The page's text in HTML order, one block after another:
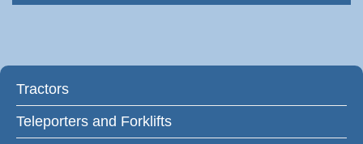
Tractors
Teleporters and Forklifts